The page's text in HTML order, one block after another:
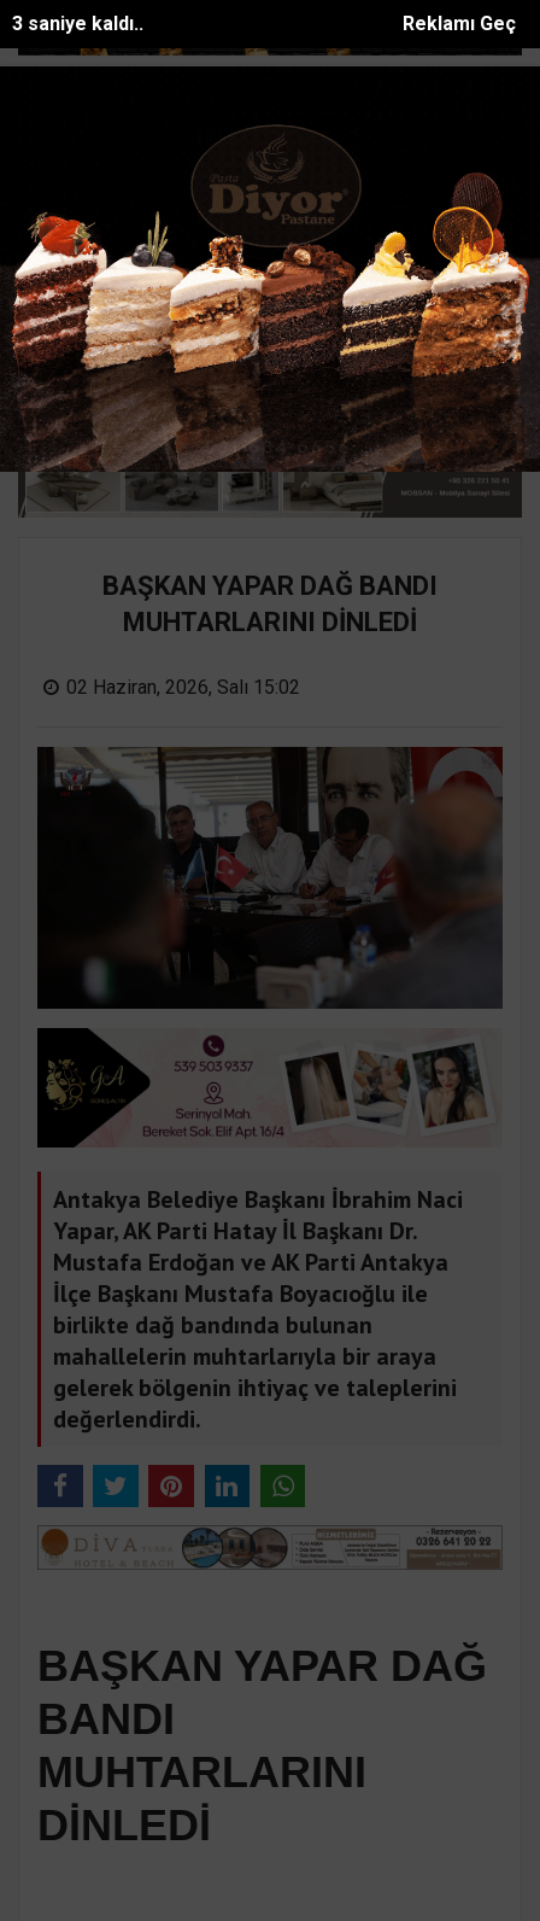
Reklamı Geç
2 saniye kaldı..
katılımıyla Hatayda 8 bin 500 h... Manavgatta sokak
Ana Sayfa HATAY
BAŞKAN YAPAR DAĞ BANDI
MUHTARLARINI DİNLEDİ
02 Haziran, 2026, Salı 15:02
Antakya Belediye Başkanı İbrahim Naci
Yapar, AK Parti Hatay İl Başkanı Dr.
Mustafa Erdoğan ve AK Parti Antakya
İlçe Başkanı Mustafa Boyacıoğlu ile
birlikte dağ bandında bulunan
mahallelerin muhtarlarıyla bir araya
gelerek bölgenin ihtiyaç ve taleplerini
değerlendirdi.
BAŞKAN YAPAR DAĞ
BANDI
MUHTARLARINI
DİNLEDİ